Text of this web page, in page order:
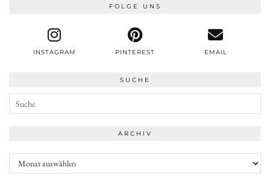
FOLGE UNS
INSTAGRAM PINTEREST EMAIL
SUCHE
ARCHIV
Archiv